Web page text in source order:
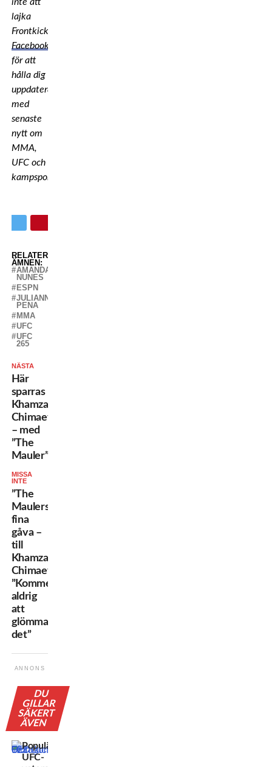
lajka
Frontkicks
Facebooksida
för att
hålla dig
uppdaterad
med
senaste
nytt om
MMA,
UFC och
kampsport!
RELATERADE
ÄMNEN:
AMANDA
NUNES
ESPN
JULIANNA
PENA
MMA
UFC
UFC
265
NÄSTA
Här
sparras
Khamzat
Chimaev
– med
”The
Mauler”
MISSA
INTE
”The
Maulers”
fina
gåva –
till
Khamzat
Chimaev:
”Kommer
aldrig
att
glömma
det”
ANNONS
DU
GILLAR
SÄKERT
ÄVEN
Populära
UFC-